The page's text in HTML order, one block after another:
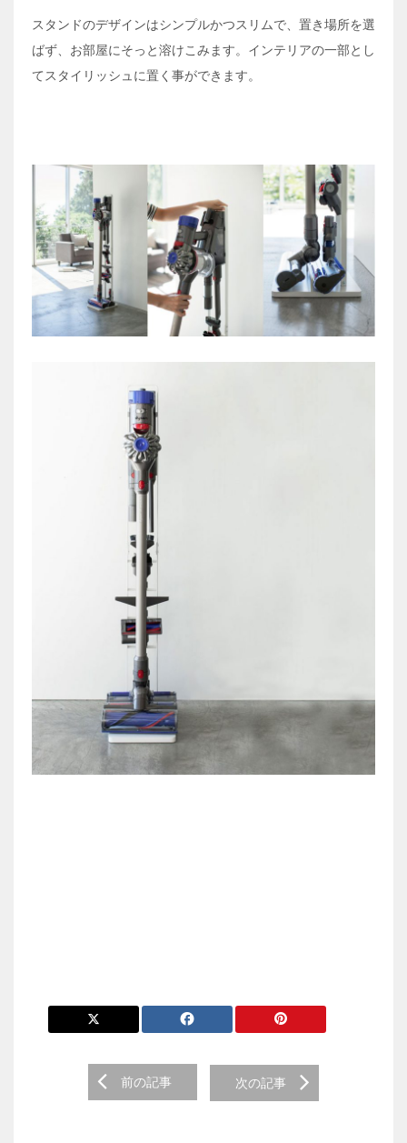
スタンドのデザインはシンプルかつスリムで、置き場所を選
ばず、お部屋にそっと溶けこみます。インテリアの一部とし
てスタイリッシュに置く事ができます。
前の記事 次の記事